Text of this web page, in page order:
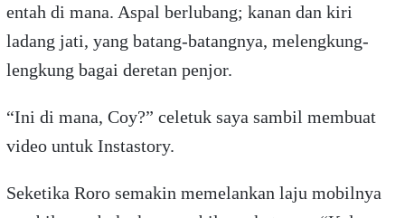
entah di mana. Aspal berlubang; kanan dan kiri
ladang jati, yang batang-batangnya, melengkung-
lengkung bagai deretan penjor.
“Ini di mana, Coy?” celetuk saya sambil membuat
video untuk Instastory.
Seketika Roro semakin memelankan laju mobilnya